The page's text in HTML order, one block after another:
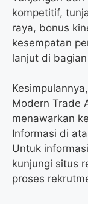
kompetitif,
raya, bonus
kesempatan
lanjut di
Modern Trade
menawarkan
Informasi di
Untuk
kunjungi situs
proses